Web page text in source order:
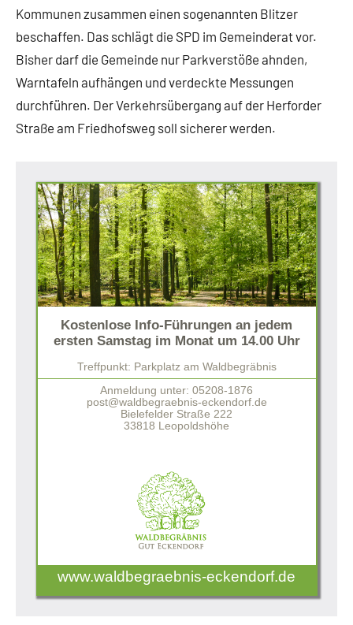
Kommunen zusammen einen sogenannten Blitzer
beschaffen. Das schlägt die SPD im Gemeinderat vor.
Bisher darf die Gemeinde nur Parkverstöße ahnden,
Warntafeln aufhängen und verdeckte Messungen
durchführen. Der Verkehrsübergang auf der Herforder
Straße am Friedhofsweg soll sicherer werden.
Kostenlose Info-Führungen an jedem
ersten Samstag im Monat um 14.00 Uhr
Treffpunkt: Parkplatz am Waldbegräbnis
Anmeldung unter: 05208-1876
post@waldbegraebnis-eckendorf.de
Bielefelder Straße 222
33818 Leopoldshöhe
www.waldbegraebnis-eckendorf.de